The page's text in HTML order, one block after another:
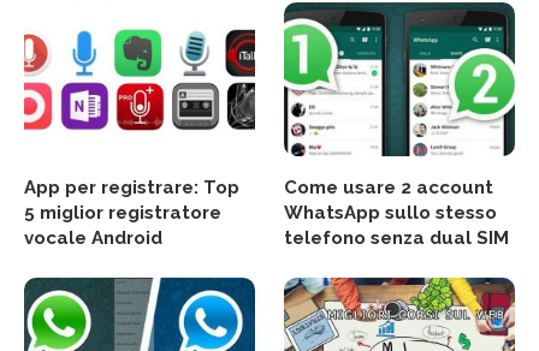
App per registrare: Top
5 miglior registratore
vocale Android
Come usare 2 account
WhatsApp sullo stesso
telefono senza dual SIM